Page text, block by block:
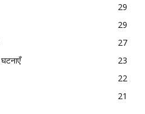
29
29
27
23
22
21